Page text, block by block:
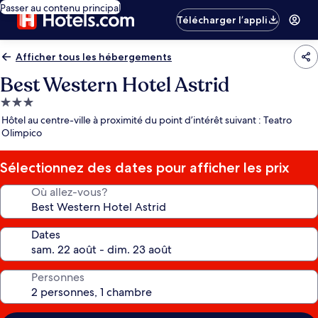
Passer au contenu principal
Télécharger l’appli
Afficher tous les hébergements
Best Western Hotel Astrid
Hébergement
3.0 étoiles
Hôtel au centre-ville à proximité du point d’intérêt suivant : Teatro
Olimpico
Sélectionnez des dates pour afficher les prix
Où allez-vous?
Dates
Personnes